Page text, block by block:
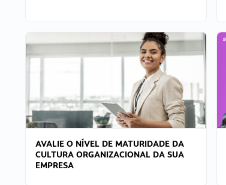
AVALIE O NÍVEL DE MATURIDADE DA
CULTURA ORGANIZACIONAL DA SUA
EMPRESA